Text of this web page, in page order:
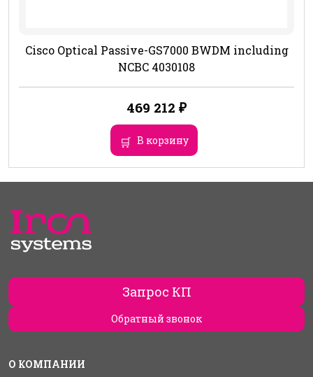
Cisco Optical Passive-GS7000 BWDM including
NCBC 4030108
469 212 ₽
В корзину
Запрос КП
Обратный звонок
О КОМПАНИИ